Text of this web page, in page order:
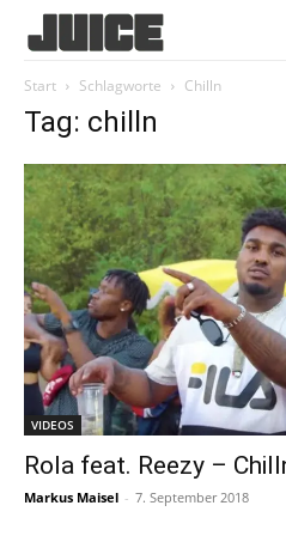
Start Schlagworte Chilln
Tag: chilln
VIDEOS
Rola feat. Reezy –
Markus Maisel - 7. September 2018